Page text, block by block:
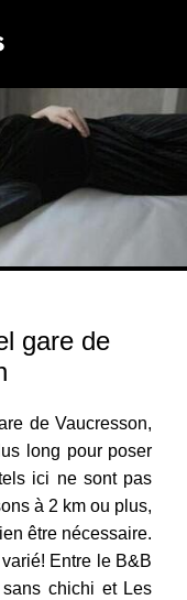
voiture
gare de
de Vaucresson,
long pour poser
ici ne sont pas
à 2 km ou plus,
être nécessaire.
Entre le B&B
chichi et Les